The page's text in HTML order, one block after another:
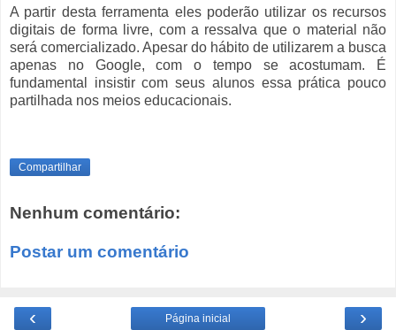
A partir desta ferramenta eles poderão utilizar os recursos
digitais de forma livre, com a ressalva que o material não
será comercializado. Apesar do hábito de utilizarem a busca
apenas no Google, com o tempo se acostumam. É
fundamental insistir com seus alunos essa prática pouco
partilhada nos meios educacionais.
Compartilhar
Nenhum comentário:
Postar um comentário
‹ ›
Página inicial